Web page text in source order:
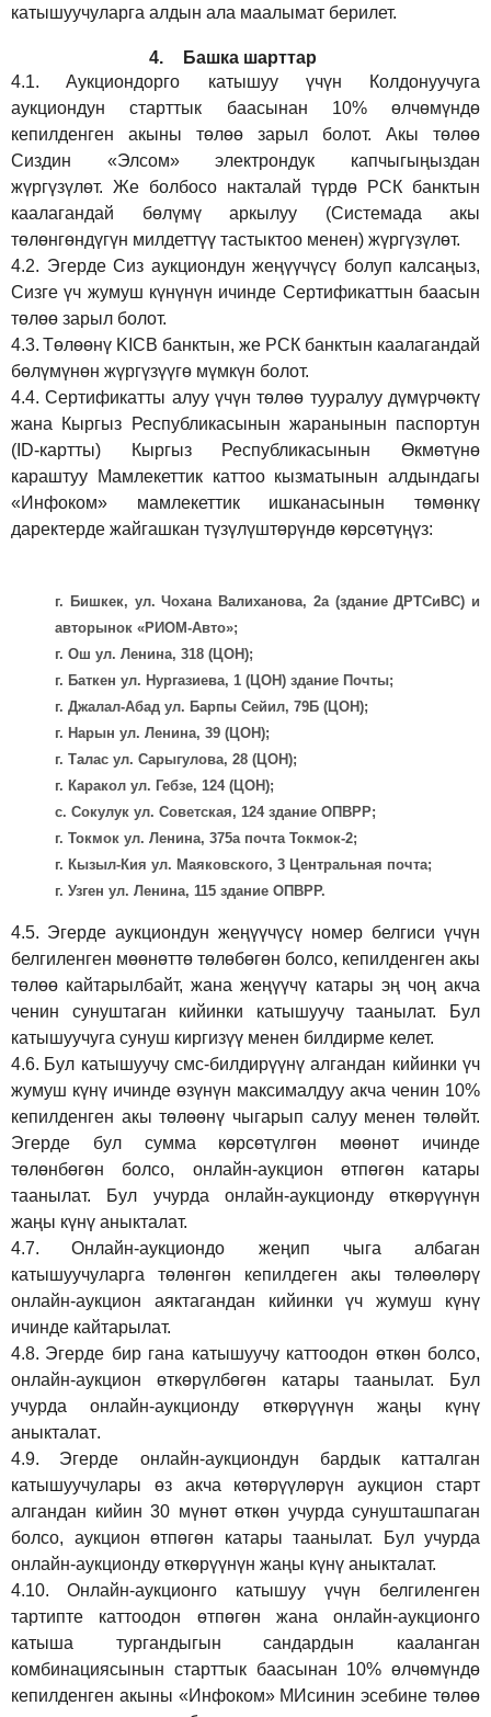
катышуучуларга алдын ала маалымат берилет.
4.
Башка шарттар
4.1.
Аукциондорго катышуу үчүн Колдонуучуга
аукциондун старттык баасынан 10% өлчөмүндө
кепилденген акыны төлөө зарыл болот. Акы төлөө
Сиздин «Элсом»электрондук капчыгыңыздан
жүргүзүлөт. Же болбосо накталай түрдө РСК банктын
каалагандай бөлүмү аркылуу (Системада акы
төлөнгөндүгүн милдеттүү тастыктоо менен) жүргүзүлөт.
4.2. Эгерде Сиз аукциондун жеңүүчүсү болуп калсаңыз,
Сизге үч жумуш күнүнүн ичинде Сертификаттын баасын
төлөө зарыл болот.
4.3. Төлөөнү KICB банктын, же РСК банктын каалагандай
бөлүмүнөн жүргүзүүгө мүмкүн болот.
4.4.Сертификатты алуу үчүн төлөө тууралуу дүмүрчөктү
жана Кыргыз Республикасынын жаранынын паспортун
(ID-картты) Кыргыз Республикасынын Өкмөтүнө
караштуу Мамлекеттик каттоо кызматынын алдындагы
«Инфоком» мамлекеттик ишканасынын төмөнкү
даректерде жайгашкан түзүлүштөрүндө көрсөтүңүз:
г. Бишкек, ул. Чохана Валиханова, 2а (здание ДРТСиВС) и
авторынок «РИОМ-Авто»;
г. Ош ул. Ленина, 318 (ЦОН);
г. Баткен ул. Нургазиева, 1 (ЦОН) здание Почты;
г. Джалал-Абад ул. Барпы Сейил, 79Б (ЦОН);
г. Нарын ул. Ленина, 39 (ЦОН);
г. Талас ул. Сарыгулова, 28 (ЦОН);
г. Каракол ул. Гебзе, 124 (ЦОН);
с. Сокулук ул. Советская, 124 здание ОПВРР;
г. Токмок ул. Ленина, 375а почта Токмок-2;
г. Кызыл-Кия ул. Маяковского, 3 Центральная почта;
г. Узген ул. Ленина, 115 здание ОПВРР.
4.5. Эгерде аукциондун жеңүүчүсү номер белгиси үчүн
белгиленген мөөнөттө төлөбөгөн болсо, кепилденген акы
төлөө кайтарылбайт, жана жеңүүчү катары эң чоң акча
ченин сунуштаган кийинки катышуучу таанылат. Бул
катышуучуга сунуш киргизүү менен билдирме келет.
4.6. Бул катышуучу смс-билдирүүнү алгандан кийинки үч
жумуш күнү ичинде өзүнүн максималдуу акча ченин 10%
кепилденген акы төлөөнү чыгарып салуу менен төлөйт.
Эгерде бул сумма көрсөтүлгөн мөөнөт ичинде
төлөнбөгөн болсо, онлайн-аукцион өтпөгөн катары
таанылат. Бул учурда онлайн-аукционду өткөрүүнүн
жаңы күнү аныкталат.
4.7.
Онлайн-аукциондо жеңип чыга албаган
катышуучуларга төлөнгөн кепилдеген акы төлөөлөрү
онлайн-аукцион аяктагандан кийинки үч жумуш күнү
ичинде кайтарылат.
4.8. Эгерде бир гана катышуучу каттоодон өткөн болсо,
онлайн-аукцион өткөрүлбөгөн катары таанылат.
Бул
учурда онлайн-аукционду өткөрүүнүн жаңы күнү
аныкталат.
4.9.
Эгерде онлайн-аукциондун бардык катталган
катышуучулары өз акча көтөрүүлөрүн аукцион старт
алгандан кийин 30 мүнөт өткөн учурда сунушташпаган
болсо, аукцион өтпөгөн катары таанылат. Бул учурда
онлайн-аукционду өткөрүүнүн жаңы күнү аныкталат.
4.10.
Онлайн-аукционго катышуу үчүн белгиленген
тартипте каттоодон өтпөгөн жана онлайн-аукционго
катыша тургандыгын сандардын кааланган
комбинациясынын старттык баасынан 10% өлчөмүндө
кепилденген акыны «Инфоком» МИсинин эсебине төлөө